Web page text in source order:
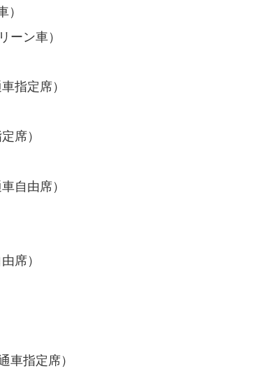
）
ーン車）
車指定席）
席）
車自由席）
席）
車指定席）